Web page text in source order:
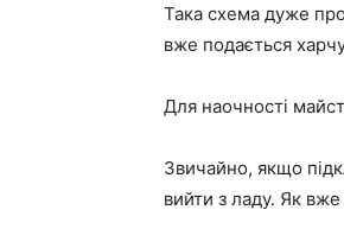
Така схема дуже
вже подається
Для наочності
Звичайно, якщо
вийти з ладу. Як